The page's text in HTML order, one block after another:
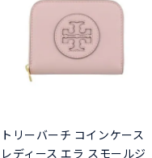
トリーバーチ コインケース
レディース エラ スモールジ